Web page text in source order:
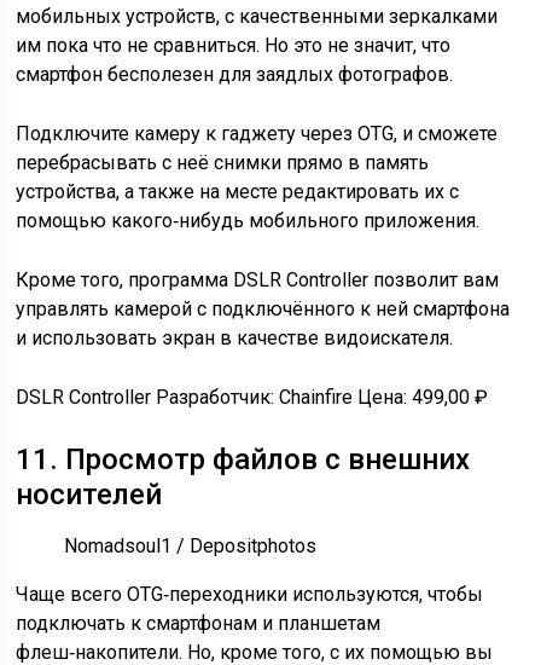
мобильных устройств, с качественными зеркалками
им пока что не сравниться. Но это не значит, что
смартфон бесполезен для заядлых фотографов.
Подключите камеру к гаджету через OTG, и сможете
перебрасывать с неё снимки прямо в память
устройства, а также на месте редактировать их с
помощью какого‑нибудь мобильного приложения.
Кроме того, программа DSLR Controller позволит вам
управлять камерой с подключённого к ней смартфона
и использовать экран в качестве видоискателя.
DSLR Controller Разработчик: Chainfire Цена: 499,00 ₽
11. Просмотр файлов с внешних
носителей
Nomadsoul1 / Depositphotos
Чаще всего OTG‑переходники используются, чтобы
подключать к смартфонам и планшетам
флеш‑накопители. Но, кроме того, с их помощью вы